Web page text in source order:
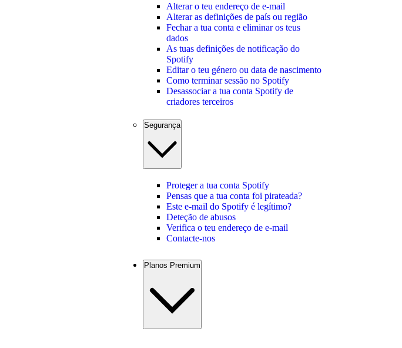
Alterar o teu endereço de e-mail
Alterar as definições de país ou região
Fechar a tua conta e eliminar os teus
dados
As tuas definições de notificação do
Spotify
Editar o teu género ou data de nascimento
Como terminar sessão no Spotify
Desassociar a tua conta Spotify de
criadores terceiros
Segurança
Proteger a tua conta Spotify
Pensas que a tua conta foi pirateada?
Este e-mail do Spotify é legítimo?
Deteção de abusos
Verifica o teu endereço de e-mail
Contacte-nos
Planos Premium